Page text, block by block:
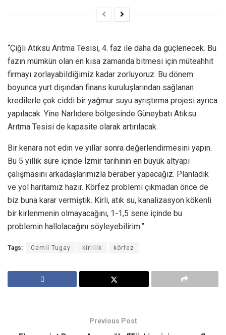
“Çiğli Atıksu Arıtma Tesisi, 4. faz ile daha da güçlenecek. Bu
fazın mümkün olan en kısa zamanda bitmesi için müteahhit
firmayı zorlayabildiğimiz kadar zorluyoruz. Bu dönem
boyunca yurt dışından finans kuruluşlarından sağlanan
kredilerle çok ciddi bir yağmur suyu ayrıştırma projesi ayrıca
yapılacak. Yine Narlıdere bölgesinde Güneybatı Atıksu
Arıtma Tesisi de kapasite olarak artırılacak.
Bir kenara not edin ve yıllar sonra değerlendirmesini yapın.
Bu 5 yıllık süre içinde İzmir tarihinin en büyük altyapı
çalışmasını arkadaşlarımızla beraber yapacağız. Planladık
ve yol haritamız hazır. Körfez problemi çıkmadan önce de
biz buna karar vermiştik. Kirli, atık su, kanalizasyon kökenli
bir kirlenmenin olmayacağını, 1-1,5 sene içinde bu
problemin hallolacağını söyleyebilirim.”
Tags: Cemil Tugay kirlilik körfez
Previous Post